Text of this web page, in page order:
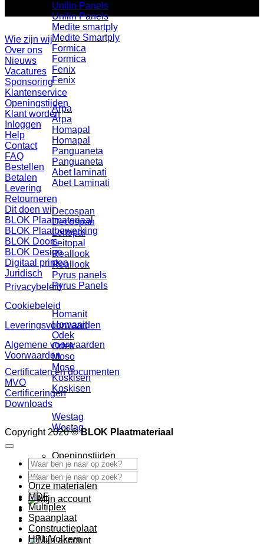
Unilin Panels
Unilin Panels
Medite smartply
Medite Smartply
Formica
Formica
Fenix
Fenix
Arpa
Arpa
Homapal
Homapal
Panguaneta
Panguaneta
Abet laminati
Abet Laminati
Decospan
Decospan
Leitopal
Leitopal
Reallook
Reallook
Pyrus panels
Pyrus Panels
Homanit
Homanit
Odek
Odek
Moso
Moso
Koskisen
Koskisen
Westag
Westag
Openingstijden
Zoeken
naar:
Wie zijn wij
Over ons
Nieuws
Vacatures
Sponsoring
Klantenservice
Openingstijden
Klant worden
Inloggen
Help
Contact
FAQ
Bestellen
Betalen
Levering
Retourneren
Dit doen wij
BLOK Plaatmateriaal
BLOK Plaatbewerking
BLOK Doors
BLOK Design
Digitaal printen
Juridisch
Privacybeleid
Cookiebeleid
Leveringsvoorwaarden
Algemene voorwaarden
Voorwaarden
Certificaten en documenten
MVO
Certificeringen
Downloads
Copyright 2026 ©BLOK Plaatmateriaal
Zoeken
naar:
Onze materialen
MDF
Multiplex
Spaanplaat
Constructieplaat
HPL/Volkern